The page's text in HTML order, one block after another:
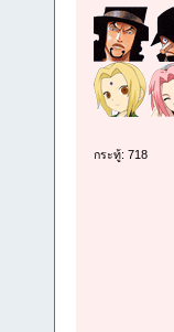
กระทู้: 718